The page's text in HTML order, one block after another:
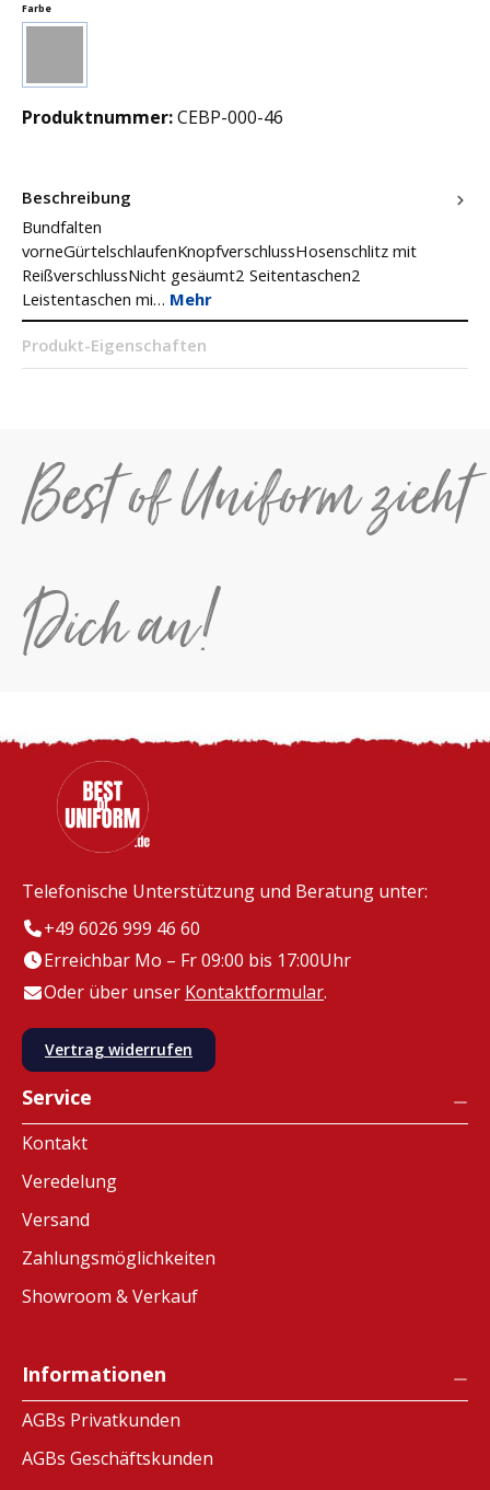
Farbeauswählen
Produktnummer:CEBP-000-46
Beschreibung
Bundfalten
vorneGürtelschlaufenKnopfverschlussHosenschlitz mit
ReißverschlussNicht gesäumt2 Seitentaschen2
Leistentaschen mi… Mehr
Produkt-Eigenschaften
Best of Uniform zieht
Dich an!
Telefonische Unterstützung und Beratung unter:
+49 6026 999 46 60
Erreichbar Mo – Fr 09:00 bis 17:00Uhr
Oder über unser Kontaktformular.
Vertrag widerrufen
Service
Kontakt
Veredelung
Versand
Zahlungsmöglichkeiten
Showroom & Verkauf
Informationen
AGBs Privatkunden
AGBs Geschäftskunden